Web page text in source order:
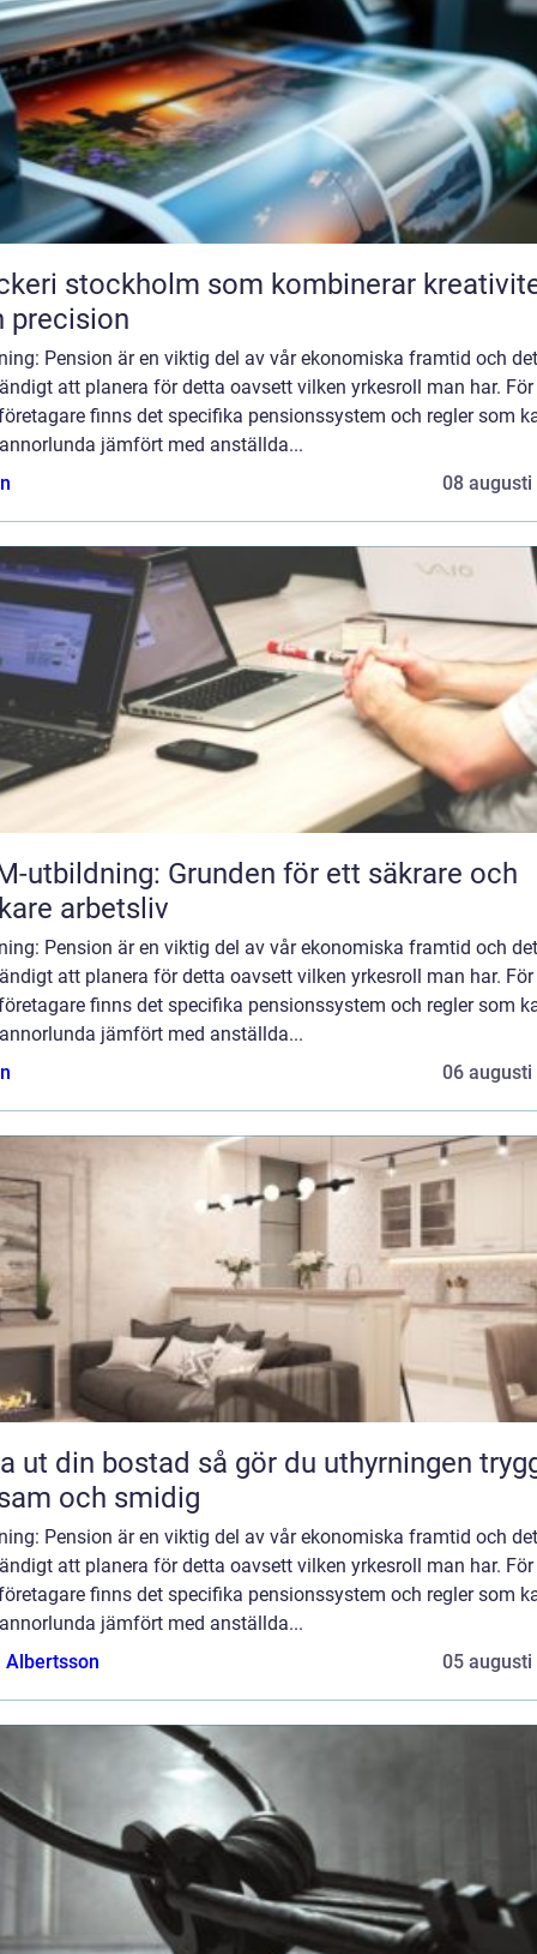
stockholm som kombinerar
precision
Pension är en viktig del av vår ekonomiska framtid och
att planera för detta oavsett vilken yrkesroll man har. För
finns det specifika pensionssystem och regler som
jämfört med anställda...
08 augusti
utbildning: Grunden för ett säkrare och
arbetsliv
Pension är en viktig del av vår ekonomiska framtid och
att planera för detta oavsett vilken yrkesroll man har. För
finns det specifika pensionssystem och regler som
jämfört med anställda...
06 augusti
bostad så gör du uthyrningen trygg,
och smidig
Pension är en viktig del av vår ekonomiska framtid och
att planera för detta oavsett vilken yrkesroll man har. För
finns det specifika pensionssystem och regler som
jämfört med anställda...
Albertsson
05 augusti